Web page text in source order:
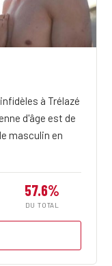
à Trélazé
d'âge est de
masculin en
57.6%
DU TOTAL